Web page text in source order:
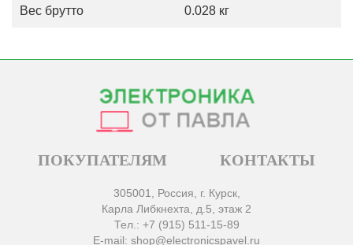
Вес брутто 0.028 кг
ПОКУПАТЕЛЯМ КОНТАКТЫ
305001, Россия, г. Курск,
Карла Либкнехта, д.5, этаж 2
Тел.: +7 (915) 511-15-89
E-mail: shop@electronicspavel.ru